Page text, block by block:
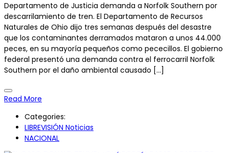
Departamento de Justicia demanda a Norfolk Southern por
descarrilamiento de tren. El Departamento de Recursos
Naturales de Ohio dijo tres semanas después del desastre
que los contaminantes derramados mataron a unos 44.000
peces, en su mayoría pequeños como pececillos. El gobierno
federal presentó una demanda contra el ferrocarril Norfolk
Southern por el daño ambiental causado […]
Read More
Categories:
LIBREVISIÓN Noticias
NACIONAL